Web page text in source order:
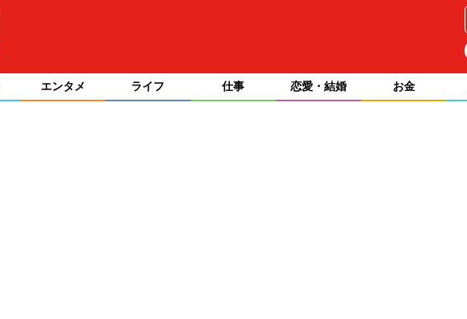
エンタメ ライフ 仕事 恋愛・結婚 お金